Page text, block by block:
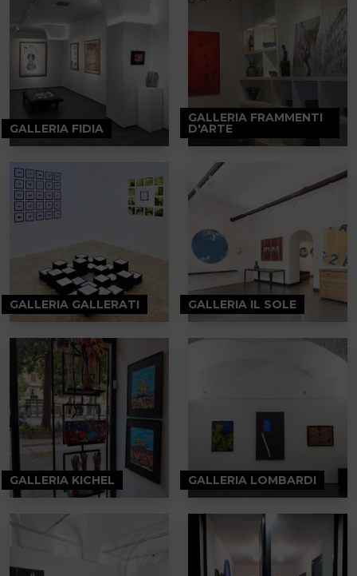
GALLERIA FIDIA
GALLERIA FRAMMENTI
D'ARTE
GALLERIA GALLERATI GALLERIA IL SOLE
GALLERIA KICHEL GALLERIA LOMBARDI